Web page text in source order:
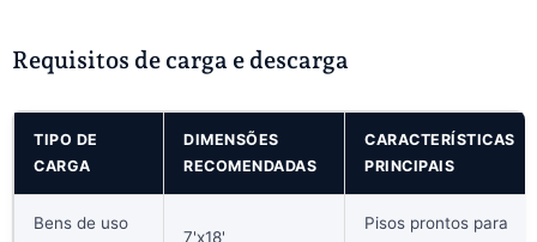
Requisitos de carga e descarga
TIPO DE
CARGA
DIMENSÕES
RECOMENDADAS
CARACTERÍSTICAS
PRINCIPAIS
Bens de uso
7'x18'
Pisos prontos para